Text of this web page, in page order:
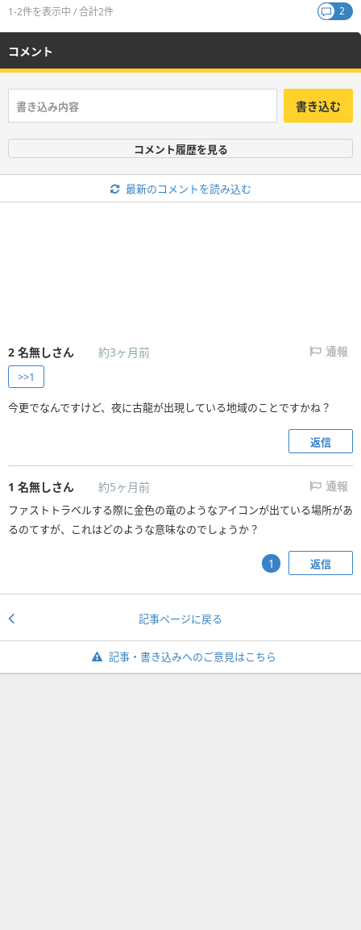
1-2件を表示中 / 合計2件 2
コメント
書き込む
コメント履歴を見る
最新のコメントを読み込む
2 名無しさん 約3ヶ月前 通報
>>1
今更でなんですけど、夜に古龍が出現している地域のことですかね？
返信
1 名無しさん 約5ヶ月前 通報
ファストトラベルする際に金色の竜のようなアイコンが出ている場所があ
るのてすが、これはどのような意味なのでしょうか？
返信
1
記事ページに戻る
記事・書き込みへのご意見はこちら